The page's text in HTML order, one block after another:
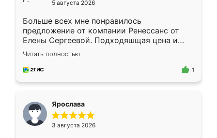
5 августа 2026
Больше всех мне понравилось
предложение от компании Ренессанс от
Елены Сергеевой. Подходяшщая цена и
короткие сроки изготовления. Приехавший
для замера сотрудник Владислав
предложил по моему эскизу самый
Читать полностью
1
Ярослава
3 августа 2026